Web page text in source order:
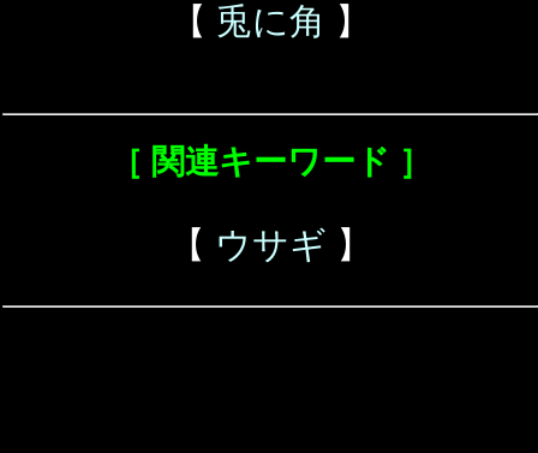
【 兎に角 】
［ 関連キーワード ］
【 ウサギ 】